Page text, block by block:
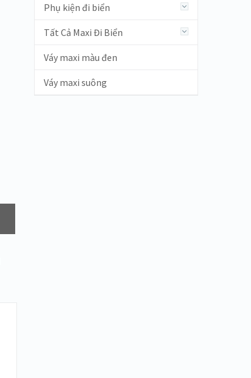
Phụ kiện đi biển
Tất Cả Maxi Đi Biển
Váy maxi màu đen
Váy maxi suông